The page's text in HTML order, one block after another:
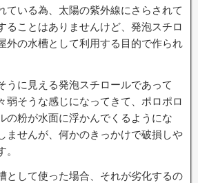
ている為、太陽の紫外線にさらされて
ることはありませんけど、発泡スチロ
外の水槽として利用する目的で作られ
うに見える発泡スチロールであって
弱そうな感じになってきて、ポロポロ
の粉が水面に浮かんでくるようにな
ませんが、何かのきっかけで破損しや
として使った場合、それが劣化するの